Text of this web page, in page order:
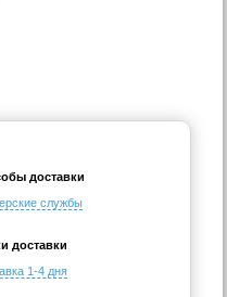
доставки
службы
доставки
1-4 дня